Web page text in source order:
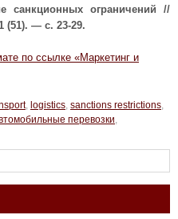
санкционных ограничений
//
(51). — с. 23-29.
по ссылке «Маркетинг и
, logistics, sanctions restrictions,
перевозки,